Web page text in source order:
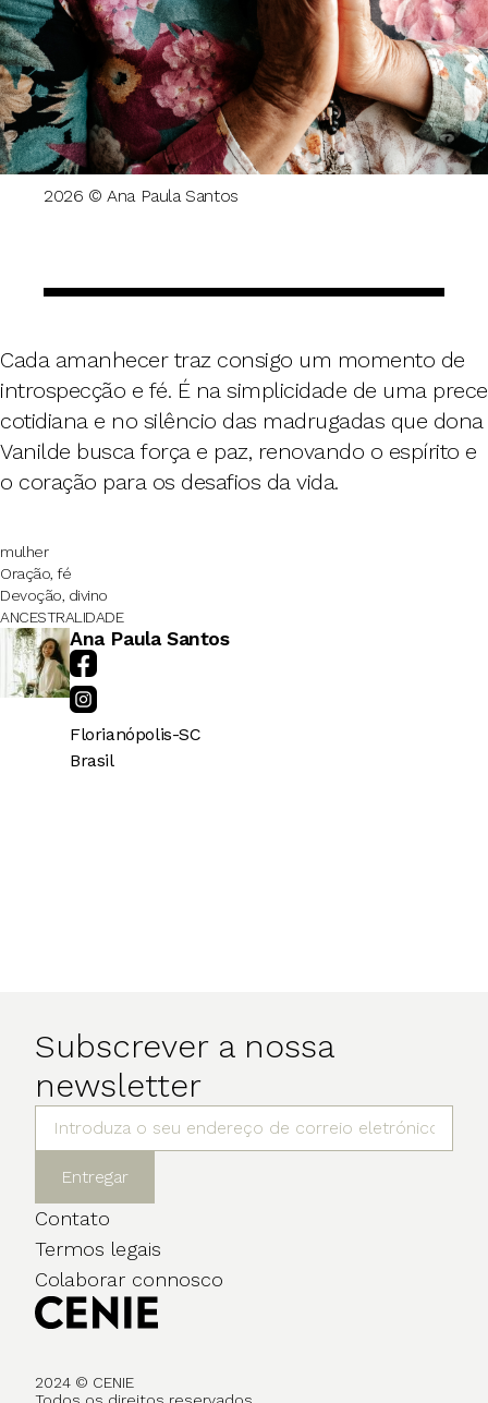
2026 © Ana Paula Santos
Cada amanhecer traz consigo um momento de
introspecção e fé. É na simplicidade de uma prece
cotidiana e no silêncio das madrugadas que dona
Vanilde busca força e paz, renovando o espírito e
o coração para os desafios da vida.
mulher
Oração, fé
Devoção, divino
ANCESTRALIDADE
Ana Paula Santos
Florianópolis-SC
Brasil
Subscrever a nossa
newsletter
Entregar
Contato
Termos legais
Colaborar connosco
2024 © CENIE